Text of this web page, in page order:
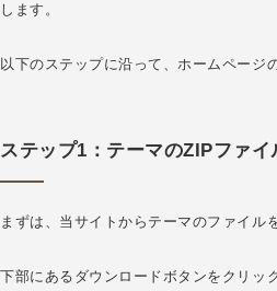
します。
以下のステップに沿って、ホームページ
ステップ1：テーマのZIPファ
まずは、当サイトからテーマのファイル
下部にあるダウンロードボタンをクリッ